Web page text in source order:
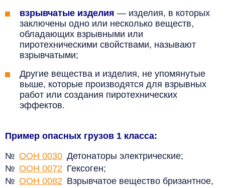
взрывчатые изделия — изделия, в которых
заключены одно или несколько веществ,
обладающих взрывными или
пиротехническими свойствами, называют
взрывчатыми;
Другие вещества и изделия, не упомянутые
выше, которые производятся для взрывных
работ или создания пиротехнических
эффектов.
Пример опасных грузов 1 класса:
№ ООН 0030 Детонаторы электрические;
№ ООН 0072 Гексоген;
№ ООН 0082 Взрывчатое вещество бризантное,